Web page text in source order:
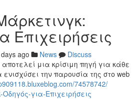
Επιχειρήσεις
ago News
Discuss
μια κρίσιμη πηγή για κάθε
την παρουσία της στο web
74578742/
για-Επιχειρήσεις